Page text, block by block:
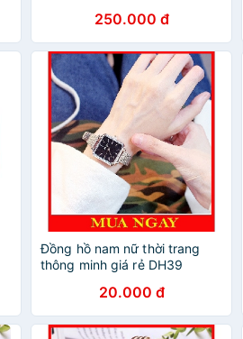
250.000 đ
Đồng hồ nam nữ thời trang
thông minh giá rẻ DH39
20.000 đ